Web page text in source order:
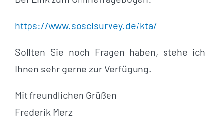
https://www.soscisurvey.de/kta/
Sollten Sie noch Fragen haben, stehe ich
Ihnen sehr gerne zur Verfügung.
Mit freundlichen Grüßen
Frederik Merz